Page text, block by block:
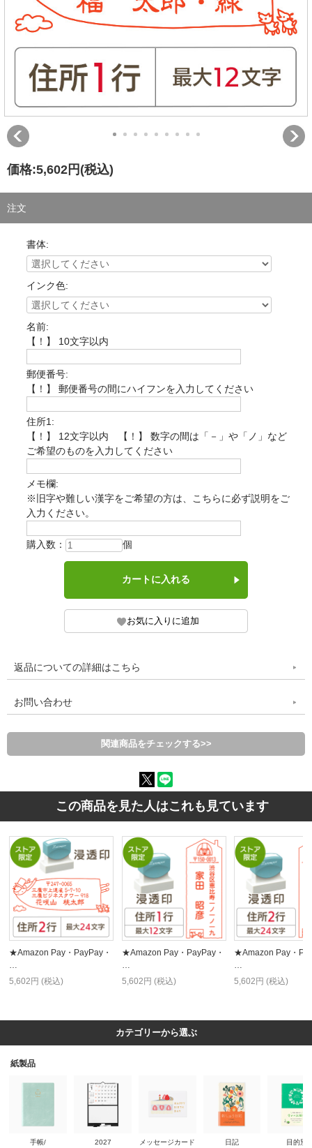
価格:5,602円 (税込)
注文
書体:
インク色:
名前:
【！】 10文字以内
郵便番号:
【！】 郵便番号の間にハイフンを入力してください
住所1:
【！】 12文字以内 【！】 数字の間は「－」や「ノ」など
ご希望のものを入力してください
メモ欄:
※旧字や難しい漢字をご希望の方は、こちらに必ず説明をご
入力ください。
購入数： 個
返品についての詳細はこちら
お問い合わせ
関連商品をチェックする>>
この商品を見た人はこれも見ています
★Amazon Pay・PayPay・
5,602円 (税込)
★Amazon Pay・PayPay・
5,602円 (税込)
★Amazon Pay・
5,602円 (税込)
カテゴリーから選ぶ
紙製品
手帳/
2027
メッセージカード 日記
目的別